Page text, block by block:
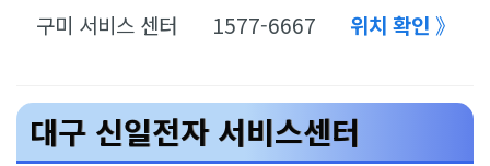
구미 서비스 센터
1577-6667 위치 확인 》
대구 신일전자 서비스센터